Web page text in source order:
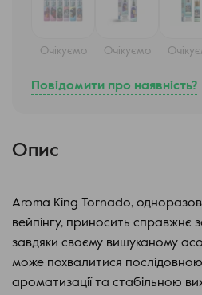
Очікуємо Очікуємо
Повідомити про наявність?
Опис
Aroma King Tornado,
вейпінгу, приносить
завдяки своєму вишуканому
може похвалитися
ароматизації та стабільною